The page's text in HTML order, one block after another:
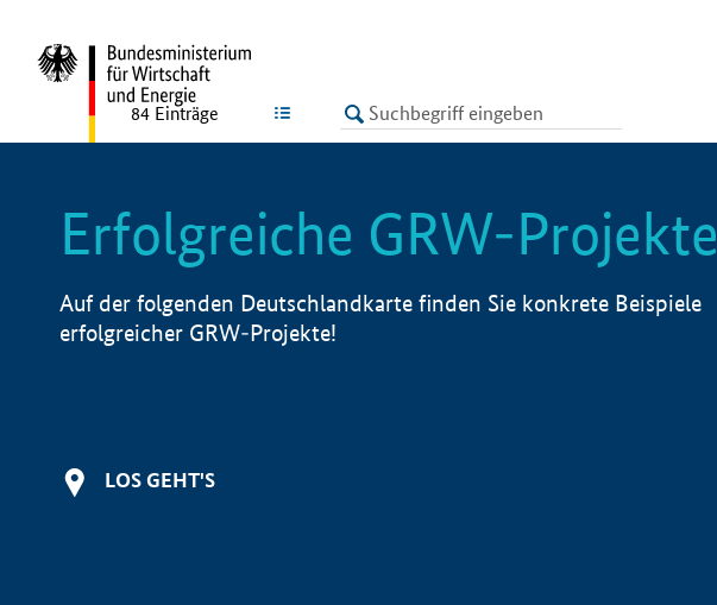
LISTE
84 Einträge
Erfolgreiche GRW-Projekte
Auf der folgenden Deutschlandkarte finden Sie konkrete Beispiele
erfolgreicher GRW-Projekte!
LOS GEHT'S